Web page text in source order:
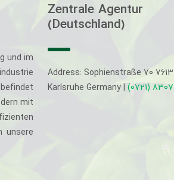
und im
mit
unsere
Zentrale Agentur
(Deutschland)
Address: Sophienstraße 70
Karlsruhe Germany | (0721)